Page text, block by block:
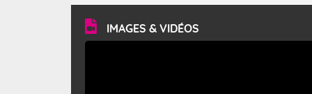
vitesse moyenne de 50 km/h et atteindre 80 à 100 km/h
en rafales, parfois davantage. Il parcourt la basse vallée
du Rhône et la Provence et envahit le littoral
méditerranéen à partir de la Camargue.
IMAGES & VIDÉOS